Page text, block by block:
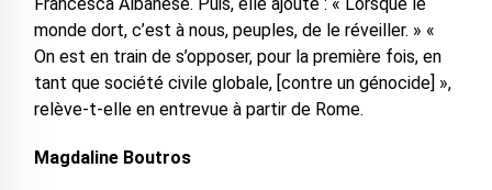
monde dort, c’est à nous, peuples, de le réveiller. » «
On est en train de s’opposer, pour la première fois, en
tant que société civile globale, [contre un génocide] »,
relève-t-elle en entrevue à partir de Rome.
Magdaline Boutros